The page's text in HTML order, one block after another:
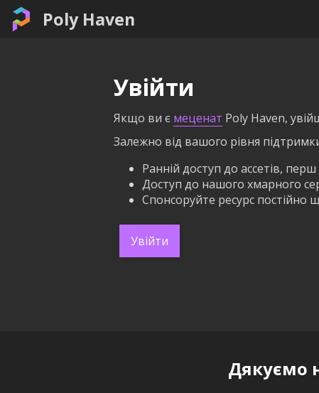
Poly Haven
Увійти
Якщо ви є меценат Poly Haven,
Залежно від вашого рівня
Ранній доступ до ассетів,
Доступ до нашого хмарного
Спонсоруйте ресурс постійно
Увійти
Дякуємо